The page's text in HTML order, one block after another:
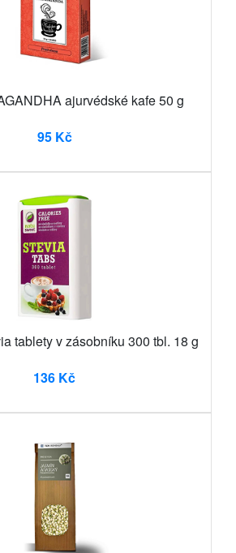
ajurvédské kafe 50 g
95 Kč
tablety v zásobníku 300 tbl. 18 g
136 Kč